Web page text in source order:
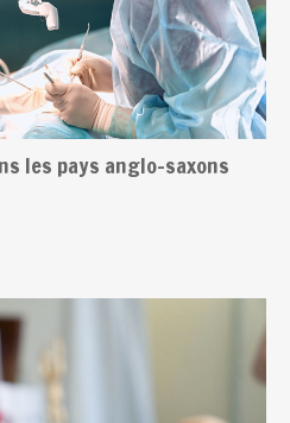
les pays anglo-saxons